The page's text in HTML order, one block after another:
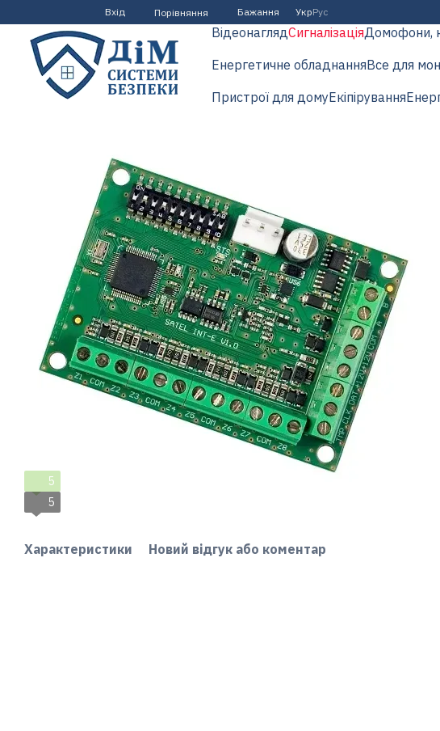
Перейти до основного контенту
Вхід Порівняння Бажання УкрРус
ВідеонаглядСигналізаціяДомофони,
Енергетичне обладнанняВсе для
Пристрої для домуЕкіпірування
5
5
Характеристики Новий відгук або коментар